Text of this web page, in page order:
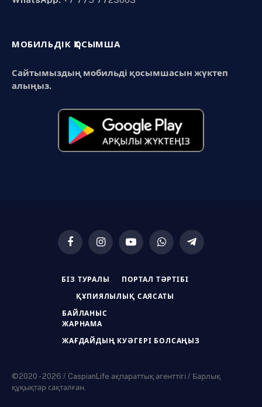
МОБИЛЬДІК ҚОСЫМША
Сайтымыздың мобильді қосымшасын жүктеп
алыңыз.
FacebookInstagramYouTubeWhatsAppTelegram
БІЗ ТУРАЛЫ ПОРТАЛ ТӘРТІБІ
ҚҰПИЯЛЫЛЫҚ САЯСАТЫ
БАЙЛАНЫС
ЖАРНАМА
ЖАҒДАЙДЫҢ КУӘГЕРІ БОЛСАҢЫЗ
©2020 - 2026 / CaspianLife ақпараттық агенттігі / Барлық
құқықтар сақталған.